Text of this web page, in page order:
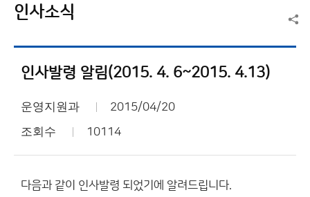
인사소식
인사발령 알림(2015. 4. 6~2015. 4.13)
운영지원과 2015/04/20
조회수 10114
다음과 같이 인사발령 되었기에 알려드립니다.